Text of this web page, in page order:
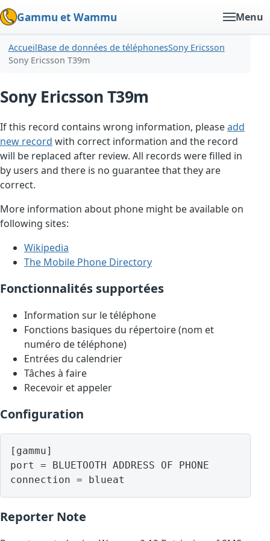
Gammu et Wammu Menu
AccueilBase de données de téléphonesSony Ericsson
Sony Ericsson T39m
Sony Ericsson T39m
If this record contains wrong information, pleaseadd
new record with correct information and the record
will be replaced after review. All records were filled in
by users and there is no guarantee that they are
correct.
More information about phone might be available on
following sites:
Wikipedia
The Mobile Phone Directory
Fonctionnalités supportées
Information sur le téléphone
Fonctions basiques du répertoire (nom et
numéro de téléphone)
Entrées du calendrier
Tâches à faire
Recevoir et appeler
Configuration
[gammu]
port = BLUETOOTH ADDRESS OF PHONE
Reporter Note